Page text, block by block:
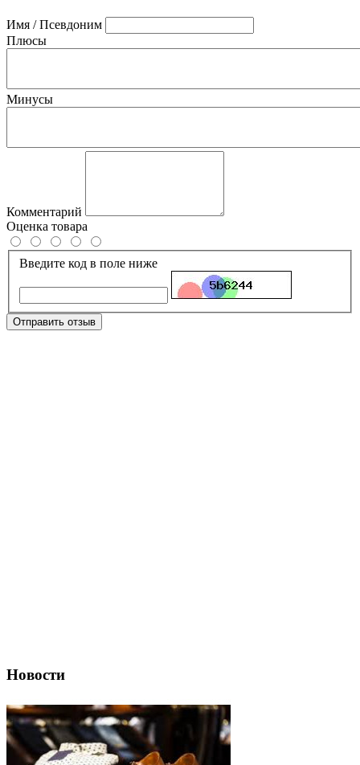
Имя / Псевдоним
Плюсы
Минусы
Комментарий
Оценка товара
Введите код в поле ниже
Отправить отзыв
Новости